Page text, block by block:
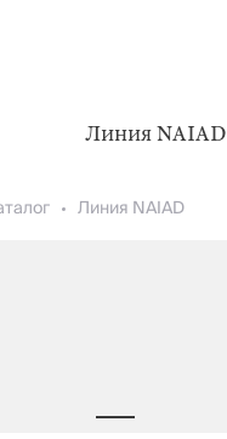
Линия NAIAD
Линия NAIAD